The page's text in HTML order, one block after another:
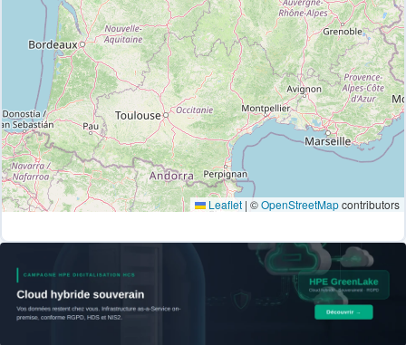
Leaflet | ©OpenStreetMapcontributors